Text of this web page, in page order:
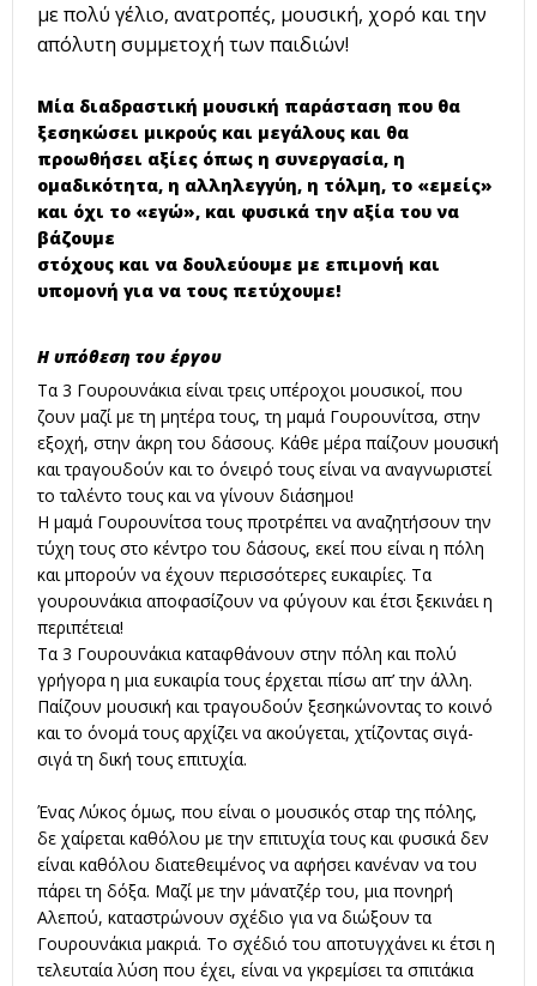
με πολύ γέλιο, ανατροπές, μουσική, χορό και την
απόλυτη συμμετοχή των παιδιών!
Μία διαδραστική μουσική παράσταση που θα
ξεσηκώσει μικρούς και μεγάλους και θα
προωθήσει αξίες όπως η συνεργασία, η
ομαδικότητα, η αλληλεγγύη, η τόλμη, το «εμείς»
και όχι το «εγώ», και φυσικά την αξία του να
βάζουμε
στόχους και να δουλεύουμε με επιμονή και
υπομονή για να τους πετύχουμε!
Η υπόθεση του έργου
Τα 3 Γουρουνάκια είναι τρεις υπέροχοι μουσικοί, που
ζουν μαζί με τη μητέρα τους, τη μαμά Γουρουνίτσα, στην
εξοχή, στην άκρη του δάσους. Κάθε μέρα παίζουν μουσική
και τραγουδούν και το όνειρό τους είναι να αναγνωριστεί
το ταλέντο τους και να γίνουν διάσημοι!
Η μαμά Γουρουνίτσα τους προτρέπει να αναζητήσουν την
τύχη τους στο κέντρο του δάσους, εκεί που είναι η πόλη
και μπορούν να έχουν περισσότερες ευκαιρίες. Τα
γουρουνάκια αποφασίζουν να φύγουν και έτσι ξεκινάει η
περιπέτεια!
Τα 3 Γουρουνάκια καταφθάνουν στην πόλη και πολύ
γρήγορα η μια ευκαιρία τους έρχεται πίσω απ’ την άλλη.
Παίζουν μουσική και τραγουδούν ξεσηκώνοντας το κοινό
και το όνομά τους αρχίζει να ακούγεται, χτίζοντας σιγά-
σιγά τη δική τους επιτυχία.
Ένας Λύκος όμως, που είναι ο μουσικός σταρ της πόλης,
δε χαίρεται καθόλου με την επιτυχία τους και φυσικά δεν
είναι καθόλου διατεθειμένος να αφήσει κανέναν να του
πάρει τη δόξα. Μαζί με την μάνατζέρ του, μια πονηρή
Αλεπού, καταστρώνουν σχέδιο για να διώξουν τα
Γουρουνάκια μακριά. Το σχέδιό του αποτυγχάνει κι έτσι η
τελευταία λύση που έχει, είναι να γκρεμίσει τα σπιτάκια